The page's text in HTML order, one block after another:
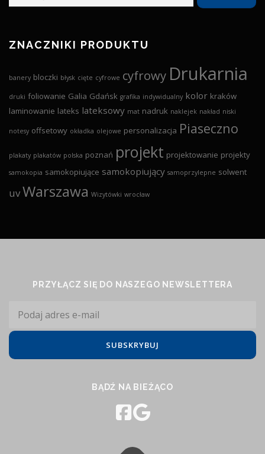
ZNACZNIKI PRODUKTU
banery bloczki błysk cięte cyfrowe cyfrowy Drukarnia
druki foliowanie Galia Gdańsk grafika indywidualny kolor kraków
laminowanie lateks lateksowy mat nadruk naklejek nakład niski
notesy offsetowy okładka olejowe personalizacja Piaseczno
plakaty plakatów polska poznań projekt projektowanie projekty
samokopia samokopiujące samokopiujący samoprzylepne solwent
uvWarszawa Wizytówki wrocław
PRZYŁĄCZ SIĘ DO NASZEGO NEWSLETTERA
BĄDŹ NA BIEŻĄCO